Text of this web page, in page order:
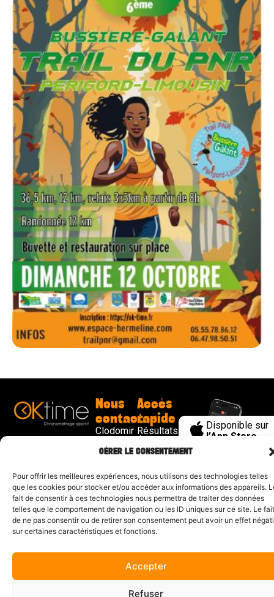
GÉRER LE CONSENTEMENT
Pour offrir les meilleures expériences, nous utilisons des technologies telles
que les cookies pour stocker et/ou accéder aux informations des appareils.
fait de consentir à ces technologies nous permettra de traiter des données
telles que le comportement de navigation ou les ID uniques sur ce site. Le fait
de ne pas consentir ou de retirer son consentement peut avoir un effet
sur certaines caractéristiques et fonctions.
Accepter
Refuser
Nous
contacter
Clodomir
contact@ok-
Accès
rapide
Résultats
Challenge
Trail 17
Demande
de devis
Disponible sur
l’App Store
Mentions légales| Propulsé parCYL&COM